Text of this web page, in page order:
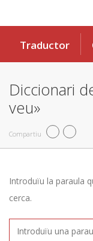
Traductor
Diccionari
veu»
Compartiu
Introduïu la paraula
cerca.